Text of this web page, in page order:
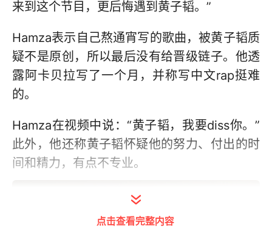
来到这个节目，更后悔遇到黄子韬。”
Hamza表示自己熬通宵写的歌曲，被黄子韬质
疑不是原创，所以最后没有给晋级链子。他透
露阿卡贝拉写了一个月，并称写中文rap挺难
的。
Hamza在视频中说：“黄子韬，我要diss你。”
此外，他还称黄子韬怀疑他的努力、付出的时
间和精力，有点不专业。
点击查看完整内容